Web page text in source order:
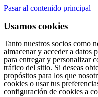
Pasar al contenido principal
Usamos cookies
Tanto nuestros socios como
almacenar y acceder a datos
para entregar y personalizar
tráfico del sitio. Si deseas
propósitos para los que
cookies o usar tus
configuración de cookies a